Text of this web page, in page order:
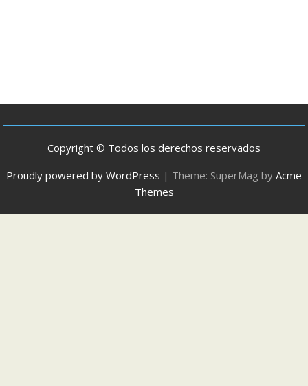
Copyright © Todos los derechos reservados
Proudly powered by WordPress | Theme: SuperMag by Acme
Themes